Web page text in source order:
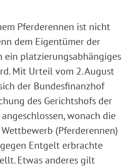
Pferderennen ist nicht
dem Eigentümer der
ein platzierungsabhängiges
Mit Urteil vom 2. August
der Bundesfinanzhof
des Gerichtshofs der
wonach die
(Pferderennen)
Entgelt erbrachte
Etwas anderes gilt